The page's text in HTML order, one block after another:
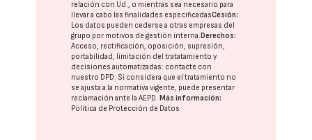
relación con Ud., o mientras sea necesario para
llevar a cabo las finalidades especificadasCesión:
Los datos pueden cederse a otras empresas del
grupo por motivos de gestión interna.Derechos:
Acceso, rectificación, oposición, supresión,
portabilidad, limitación del tratatamiento y
decisiones automatizadas: contacte con
nuestro DPD. Si considera que el tratamiento no
se ajusta a la normativa vigente, puede presentar
reclamación ante laAEPD.Más información:
Política de Protección de Datos